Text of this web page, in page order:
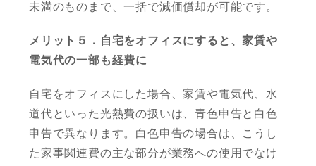
未満のものまで、一括で減価償却が可能です。
メリット５．自宅をオフィスにすると、家賃や
電気代の一部も経費に
自宅をオフィスにした場合、家賃や電気代、水
道代といった光熱費の扱いは、青色申告と白色
申告で異なります。白色申告の場合は、こうし
た家事関連費の主な部分が業務への使用でなけ